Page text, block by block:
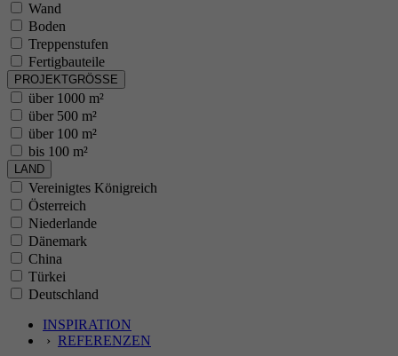
Wand
Boden
Treppenstufen
Fertigbauteile
PROJEKTGRÖSSE
über 1000 m²
über 500 m²
über 100 m²
bis 100 m²
LAND
Vereinigtes Königreich
Österreich
Niederlande
Dänemark
China
Türkei
Deutschland
INSPIRATION
› REFERENZEN